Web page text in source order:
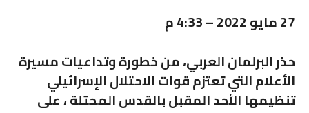
27 مايو 2022 – 4:33 م
حذر البرلمان العربي، من خطورة وتداعيات مسيرة
الأعلام التي تعتزم قوات الاحتلال الإسرائيلي
تنظيمها الأحد المقبل بالقدس المحتلة ، على